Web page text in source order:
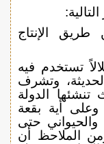
طريق الإنتاج
تستخدم فيه
وتشرف
تنشئها الدولة
وعلى أية بقعة
والحيواني حتى
الملاحظ أن